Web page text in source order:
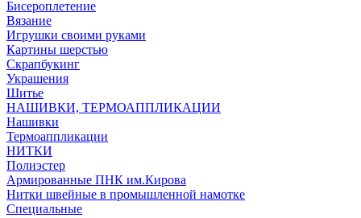
Бисероплетение
Вязание
Игрушки своими руками
Картины шерстью
Скрапбукинг
Украшения
Шитье
НАШИВКИ, ТЕРМОАППЛИКАЦИИ
Нашивки
Термоаппликации
НИТКИ
Полиэстер
Армированные ПНК им.Кирова
Нитки швейные в промышленной намотке
Специальные